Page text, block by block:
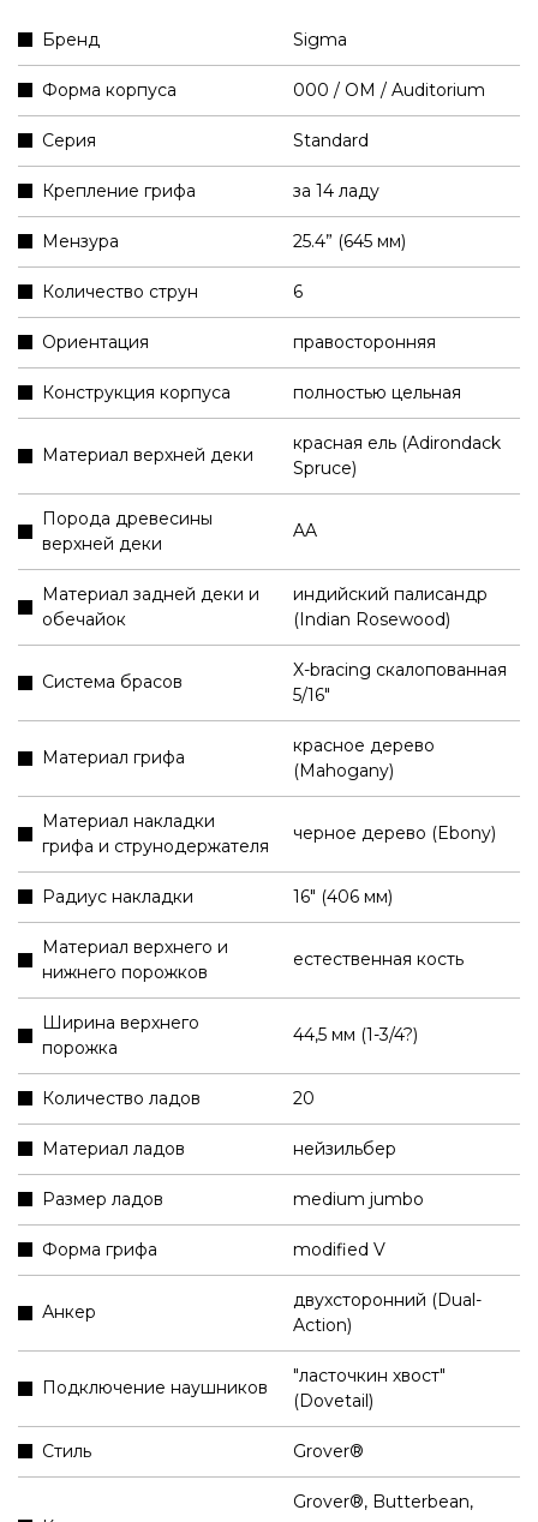
Бренд Sigma
Форма корпуса 000 / OM / Auditorium
Серия Standard
Крепление грифа за 14 ладу
Мензура 25.4” (645 мм)
Количество струн 6
Ориентация правосторонняя
Конструкция корпуса полностью цельная
Материал верхней деки
красная ель (Adirondack
Spruce)
Порода древесины
верхней деки
AA
Материал задней деки и
обечайок
индийский палисандр
(Indian Rosewood)
Система брасов
X-bracing скалопованная
5/16"
Материал грифа
красное дерево
(Mahogany)
Материал накладки
грифа и струнодержателя
черное дерево (Ebony)
Радиус накладки 16" (406 мм)
Материал верхнего и
нижнего порожков
естественная кость
Ширина верхнего
порожка
44,5 мм (1-3/4?)
Количество ладов 20
Материал ладов нейзильбер
Размер ладов medium jumbo
Форма грифа modified V
Анкер
двухсторонний (Dual-
Action)
Подключение наушников
"ласточкин хвост"
(Dovetail)
Стиль Grover®
Grover®, Butterbean,